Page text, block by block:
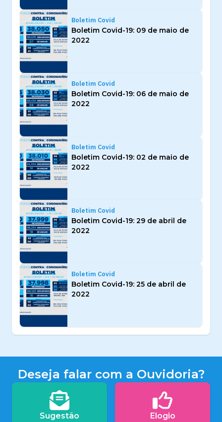
Boletim Covid
Boletim Covid-19: 09 de maio de
2022
Boletim Covid
Boletim Covid-19: 06 de maio de
2022
Boletim Covid
Boletim Covid-19: 02 de maio de
2022
Boletim Covid
Boletim Covid-19: 29 de abril de
2022
Boletim Covid
Boletim Covid-19: 25 de abril de
2022
Deseja falar com a Ouvidoria?
Sugestão Elogio